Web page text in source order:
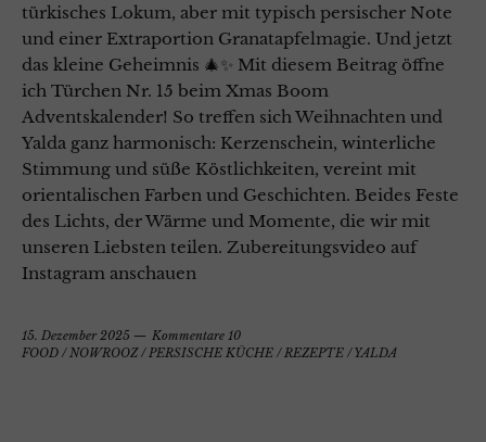
türkisches Lokum, aber mit typisch persischer Note
und einer Extraportion Granatapfelmagie. Und jetzt
das kleine Geheimnis 🎄✨ Mit diesem Beitrag öffne
ich Türchen Nr. 15 beim Xmas Boom
Adventskalender! So treffen sich Weihnachten und
Yalda ganz harmonisch: Kerzenschein, winterliche
Stimmung und süße Köstlichkeiten, vereint mit
orientalischen Farben und Geschichten. Beides Feste
des Lichts, der Wärme und Momente, die wir mit
unseren Liebsten teilen. Zubereitungsvideo auf
Instagram anschauen
15. Dezember 2025
Kommentare 10
FOOD / NOWROOZ/ PERSISCHE KÜCHE / REZEPTE /YALDA